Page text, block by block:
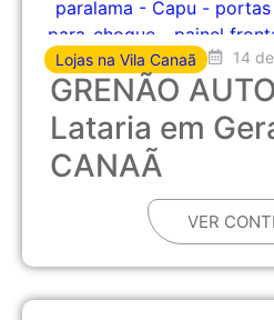
Lojas na Vila Canaã 14
GRENÃO
Lataria em
CANAÃ
VER